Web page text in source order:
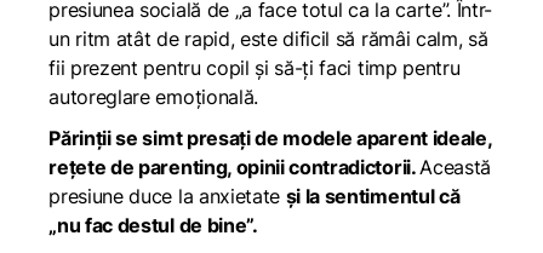
presiunea socială de „a face totul ca la carte”. Într-
un ritm atât de rapid, este dificil să rămâi calm, să
fii prezent pentru copil și să-ți faci timp pentru
autoreglare emoțională.
Părinții se simt presați de modele aparent ideale,
rețete de parenting, opinii contradictorii.Această
presiune duce la anxietate și la sentimentul că
„nu fac destul de bine”.